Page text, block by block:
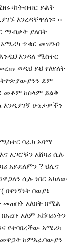
ይልቅ
እንረዳቸዋለን፡፡ ››
ማብቃት ያለበት
አሜሪካ ጥቁር መዝገብ
እንዳለ ሚስተር
ወዲህ ይህ የለየለት
ደም
መቆም ከሰላም ይልቅ
እንዲያገኝ ሁኔታዎችን
ባራክ ኦባማ
አጋሮቹን አሸባሪ ሲሉ
አይደለምን ? ህሊና
ሲሉ ነበር አክለው
በዋነኝነት በወያኔ
መጠበቅ አለበት በሚል
አለም አሸባሪነትን
የተባበረችው አሜሪካ
መዋጋት ከምእራባውያን